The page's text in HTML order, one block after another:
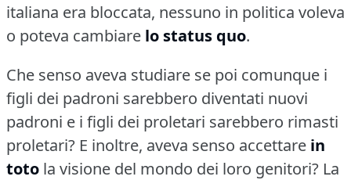
italiana era bloccata, nessuno in politica voleva
o poteva cambiare lo status quo.
Che senso aveva studiare se poi comunque i
figli dei padroni sarebbero diventati nuovi
padroni e i figli dei proletari sarebbero rimasti
proletari? E inoltre, aveva senso accettare in
toto la visione del mondo dei loro genitori? La